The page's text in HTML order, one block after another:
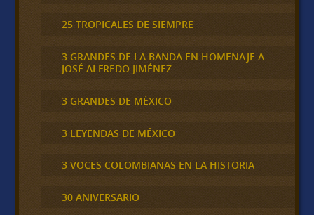
25 TROPICALES DE SIEMPRE
3 GRANDES DE LA BANDA EN HOMENAJE A
JOSÉ ALFREDO JIMÉNEZ
3 GRANDES DE MÉXICO
3 LEYENDAS DE MÉXICO
3 VOCES COLOMBIANAS EN LA HISTORIA
30 ANIVERSARIO